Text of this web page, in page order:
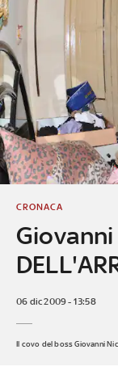
Giovanni
CRONACA
06 dic 2009 - 13:58
Il covo del boss Giovanni